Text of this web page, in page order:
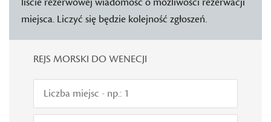
miejsca. Liczyć się będzie kolejność zgłoszeń.
REJS MORSKI DO WENECJI